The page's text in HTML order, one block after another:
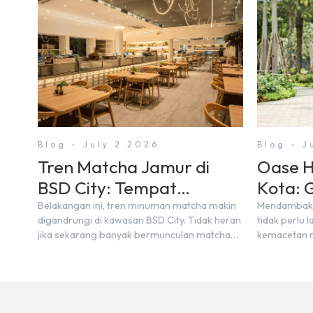
Blog - July 2 2026
Tren Matcha Jamur di
BSD City: Tempat
Nongkrong Estetik Dekat
Hunian
Belakangan ini, tren minuman matcha makin
digandrungi di kawasan BSD City. Tidak heran
jika sekarang banyak bermunculan matcha
Blog -
Oase
Kota:
Urban
tidak perlu
kemacetan